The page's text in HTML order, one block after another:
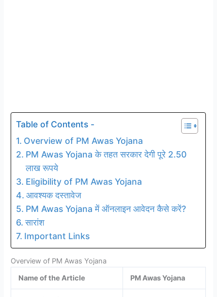
Table of Contents -
Overview of PM Awas Yojana
PM Awas Yojana के तहत सरकार देगी पूरे 2.50
लाख रूपये
Eligibility of PM Awas Yojana
आवश्यक दस्तावेज
PM Awas Yojana में ऑनलाइन आवेदन कैसे करें?
सारांश
Important Links
Overview of PM Awas Yojana
Name of the Article
PM Awas Yojana